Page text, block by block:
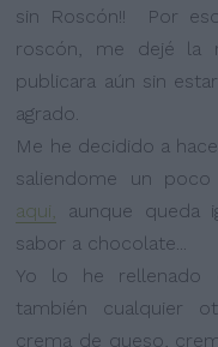
sin Roscón!! Por
roscón, me dejé la
publicara aún sin
agrado.
Me he decidido a
saliendome un
aqui,
aunque queda
sabor a chocolate...
Yo lo he rellenado
también cualquier
crema de queso,